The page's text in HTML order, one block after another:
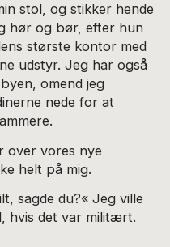
stol, og stikker hende
hør og bør, efter hun
største kontor med
udstyr. Jeg har også
omend jeg
nede for at
over vores nye
helt på mig.
sagde du?« Jeg ville
hvis det var militært.